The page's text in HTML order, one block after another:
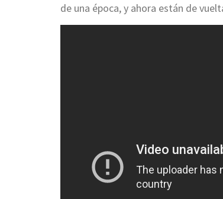
de una época, y ahora están de